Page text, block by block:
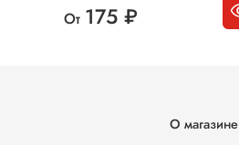
От 175 ₽
О магазине